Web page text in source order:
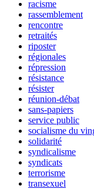
racisme
rassemblement
rencontre
retraités
riposter
régionales
répression
résistance
résister
réunion-débat
sans-papiers
service public
socialisme du
solidarité
syndicalisme
syndicats
terrorisme
transexuel